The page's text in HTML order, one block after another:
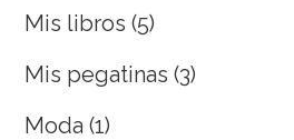
Mis libros (5)
Mis pegatinas (3)
Moda (1)